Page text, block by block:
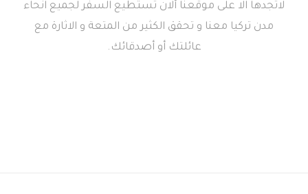
لاتجدها الا على موقعنا ألان تستطيع السفر لجميع انحاء
مدن تركيا معنا و تحقق الكثير من المتعة و الاثارة مع
عائلتك أو أصدقائك.